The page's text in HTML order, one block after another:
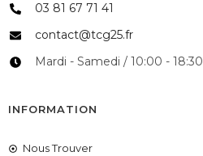
03 81 67 71 41
contact@tcg25.fr
Mardi - Samedi / 10:00 - 18:30
INFORMATION
Nous Trouver